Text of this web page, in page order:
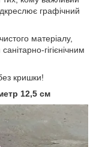
графічний
матеріалу,
гігієнічним
кришки!
12,5 см